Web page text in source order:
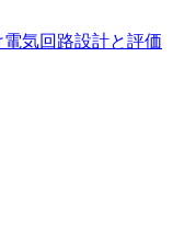
気回路設計と評価